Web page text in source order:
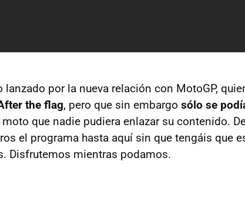
por la nueva relación con MotoGP,
the flag, pero que sin embargo sólo se
moto que nadie pudiera enlazar su contenido.
el programa hasta aquí sin que tengáis que
Disfrutemos mientras podamos.